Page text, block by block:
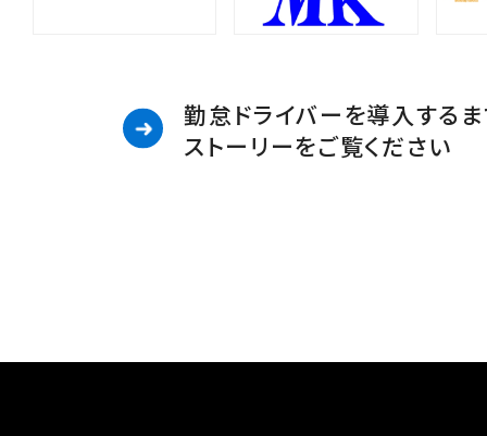
勤怠ドライバーを導入する
ストーリーをご覧ください